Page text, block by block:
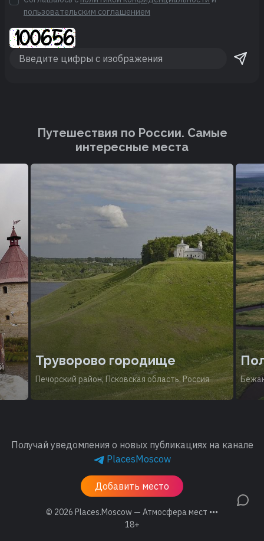
пользовательским соглашением
Путешествия по России. Cамые
интересные места
Труворово городище
Печорский район, Псковская область, Россия
Получай уведомления о новых публикациях на канале
PlacesMoscow
Добавить место
© 2026 Places.Moscow — Атмосфера мест •••
18+